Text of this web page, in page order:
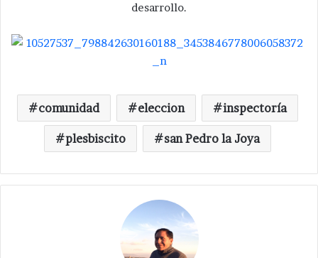
desarrollo.
comunidad eleccion inspectoría
plesbiscito san Pedro la Joya